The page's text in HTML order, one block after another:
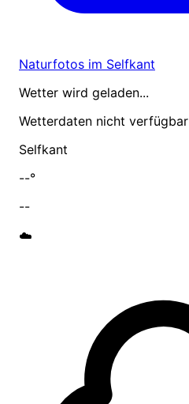
Naturfotos im Selfkant
Wetter wird geladen...
Wetterdaten nicht verfügbar
Selfkant
--°
--
☁️